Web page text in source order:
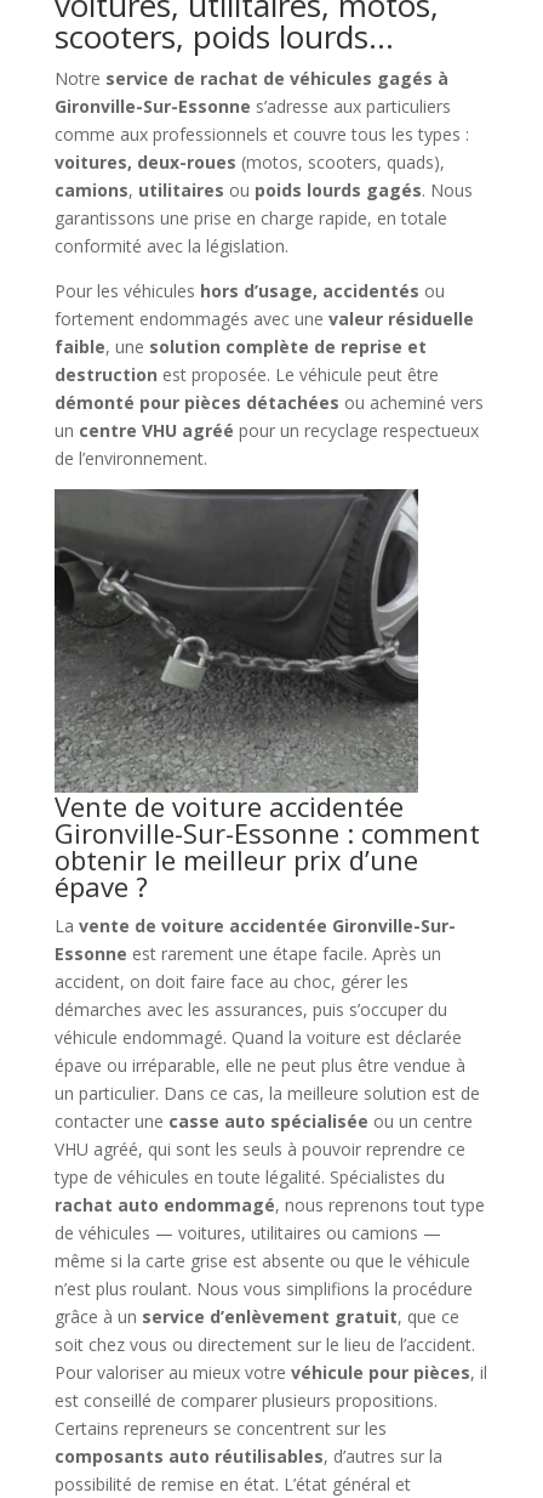
scooters, poids lourds…
Notre service de rachat de véhicules gagés à
Gironville-Sur-Essonne s’adresse aux particuliers
comme aux professionnels et couvre tous les types :
voitures, deux-roues (motos, scooters, quads),
camions, utilitaires ou poids lourds gagés. Nous
garantissons une prise en charge rapide, en totale
conformité avec la législation.
Pour les véhicules hors d’usage, accidentés ou
fortement endommagés avec une valeur résiduelle
faible, une solution complète de reprise et
destruction est proposée. Le véhicule peut être
démonté pour pièces détachées ou acheminé vers
un centre VHU agréé pour un recyclage respectueux
de l’environnement.
Vente de voiture accidentée
Gironville-Sur-Essonne : comment
obtenir le meilleur prix d’une
épave ?
La vente de voiture accidentée Gironville-Sur-
Essonne est rarement une étape facile. Après un
accident, on doit faire face au choc, gérer les
démarches avec les assurances, puis s’occuper du
véhicule endommagé. Quand la voiture est déclarée
épave ou irréparable, elle ne peut plus être vendue à
un particulier. Dans ce cas, la meilleure solution est de
contacter une casse auto spécialisée ou un centre
VHU agréé, qui sont les seuls à pouvoir reprendre ce
type de véhicules en toute légalité. Spécialistes du
rachat auto endommagé, nous reprenons tout type
de véhicules — voitures, utilitaires ou camions —
même si la carte grise est absente ou que le véhicule
n’est plus roulant. Nous vous simplifions la procédure
grâce à un service d’enlèvement gratuit, que ce
soit chez vous ou directement sur le lieu de l’accident.
Pour valoriser au mieux votre véhicule pour pièces, il
est conseillé de comparer plusieurs propositions.
Certains repreneurs se concentrent sur les
composants auto réutilisables, d’autres sur la
possibilité de remise en état. L’état général et